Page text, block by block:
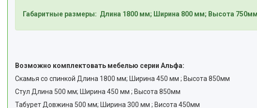
Габаритные размеры: Длина 1800 мм; Ширина 800 мм; Высота 750мм
Возможно комплектовать мебелью серии Альфа:
Скамья со спинкой Длина 1800 мм; Ширина 450 мм ; Высота 850мм
Стул Длина 500 мм; Ширина 450 мм ; Высота 850мм
Табурет Довжина 500 мм; Ширина 300 мм ; Висота 450мм